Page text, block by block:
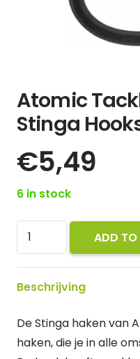
Atomic
Stinga
€5,49
6 in stock
Atomic
Tackle
Gunsmoke
Stinga
maat
8
ADD TO
Beschrijving
De Stinga haken van
haken, die je in alle